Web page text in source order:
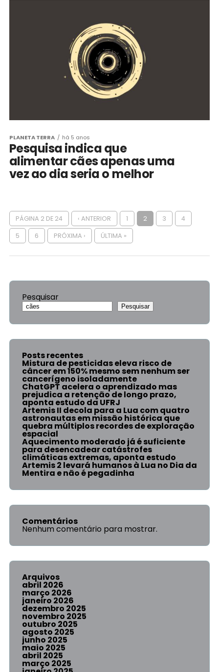
PLANETA TERRA há 5 anos
Pesquisa indica que
alimentar cães apenas uma
vez ao dia seria o melhor
PÁGINA 2 DE 24 ‹ ANTERIOR 1 2 3 4
5 6 PRÓXIMA › ÚLTIMA »
Pesquisar
Pesquisar
Posts recentes
Mistura de pesticidas eleva risco de
câncer em 150% mesmo sem nenhum ser
cancerígeno isoladamente
ChatGPT acelera o aprendizado mas
prejudica a retenção de longo prazo,
aponta estudo da UFRJ
Artemis II decola para a Lua com quatro
astronautas em missão histórica que
quebra múltiplos recordes de exploração
espacial
Aquecimento moderado já é suficiente
para desencadear catástrofes
climáticas extremas, aponta estudo
Artemis 2 levará humanos à Lua no Dia da
Mentira e não é pegadinha
Comentários
Nenhum comentário para mostrar.
Arquivos
abril 2026
março 2026
janeiro 2026
dezembro 2025
novembro 2025
outubro 2025
agosto 2025
junho 2025
maio 2025
abril 2025
março 2025